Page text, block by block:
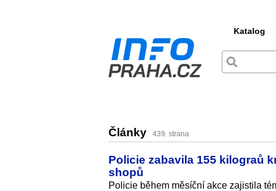
Katalog
Články 439. strana
Policie zabavila 155 kilograů
shopů
Policie během měsíční akce zajistila